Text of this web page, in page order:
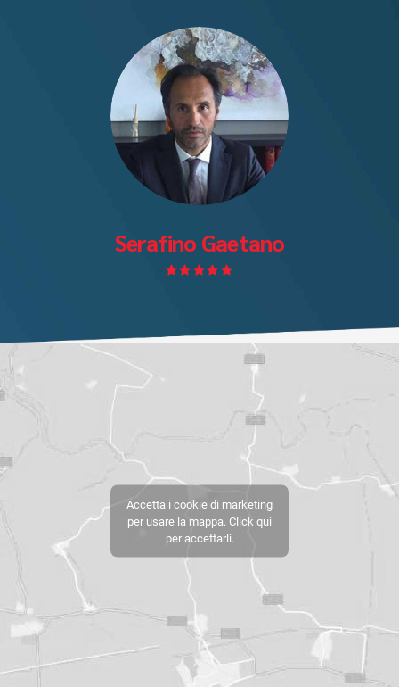
Serafino Gaetano
Accetta i cookie di marketing
per usare la mappa. Click qui
per accettarli.